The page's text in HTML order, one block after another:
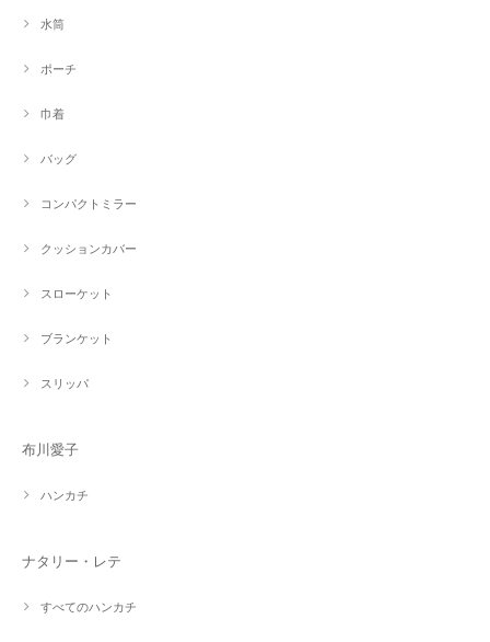
水筒
ポーチ
巾着
バッグ
コンパクトミラー
クッションカバー
スローケット
ブランケット
スリッパ
布川愛子
ハンカチ
ナタリー・レテ
すべてのハンカチ